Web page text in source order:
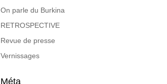
On parle du Burkina
RETROSPECTIVE
Revue de presse
Vernissages
Méta